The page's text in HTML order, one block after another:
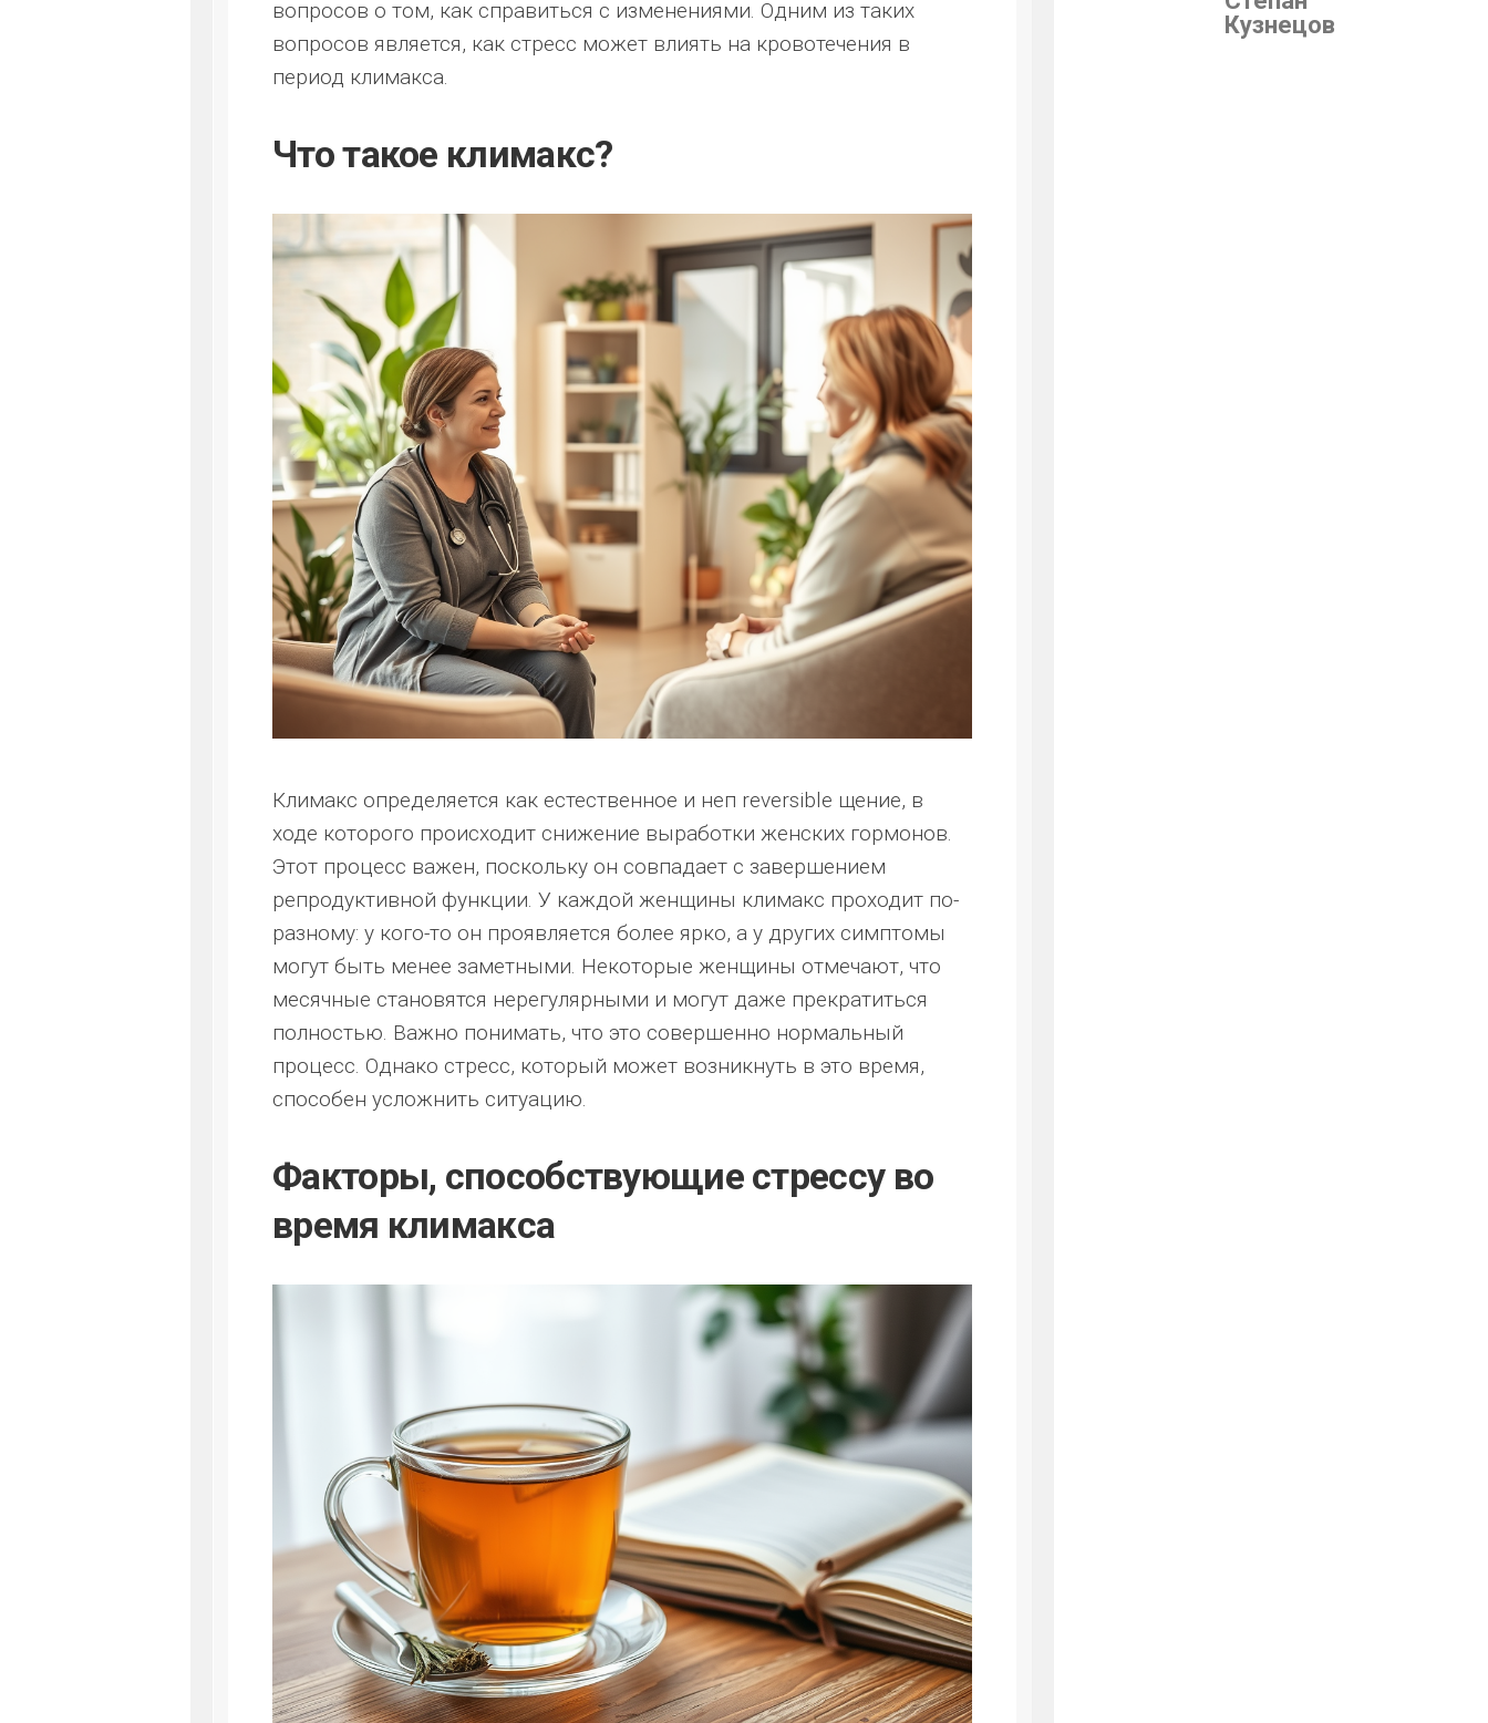
вопросов о том, как справиться с изменениями. Одним из таких
вопросов является, как стресс может влиять на кровотечения в
период климакса.
Что такое климакс?
Климакс определяется как естественное и неп reversible щение, в
ходе которого происходит снижение выработки женских гормонов.
Этот процесс важен, поскольку он совпадает с завершением
репродуктивной функции. У каждой женщины климакс проходит по-
разному: у кого-то он проявляется более ярко, а у других симптомы
могут быть менее заметными. Некоторые женщины отмечают, что
месячные становятся нерегулярными и могут даже прекратиться
полностью. Важно понимать, что это совершенно нормальный
процесс. Однако стресс, который может возникнуть в это время,
способен усложнить ситуацию.
Факторы, способствующие стрессу во
время климакса
Кузнецов